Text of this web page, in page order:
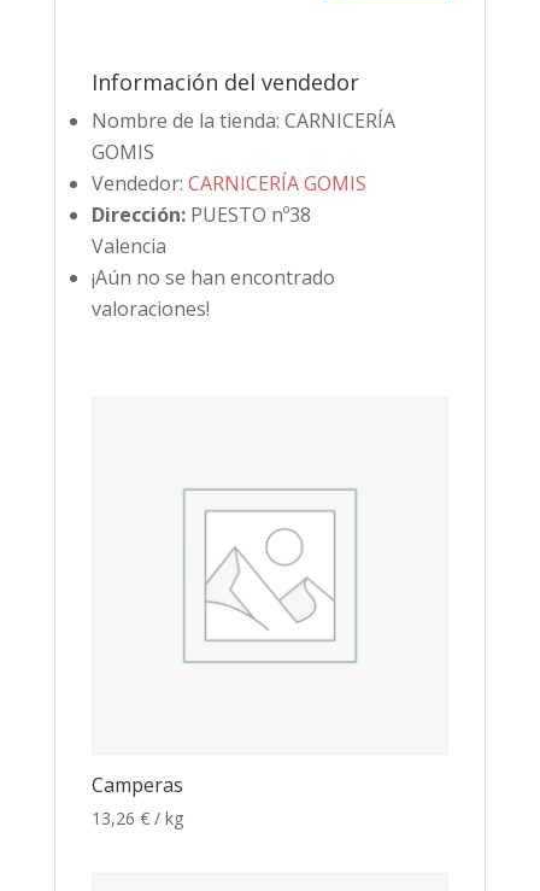
Información del vendedor
Nombre de la tienda: CARNICERÍA
GOMIS
Vendedor: CARNICERÍA GOMIS
Dirección: PUESTO nº38
Valencia
¡Aún no se han encontrado
valoraciones!
Camperas
13,26 € / kg